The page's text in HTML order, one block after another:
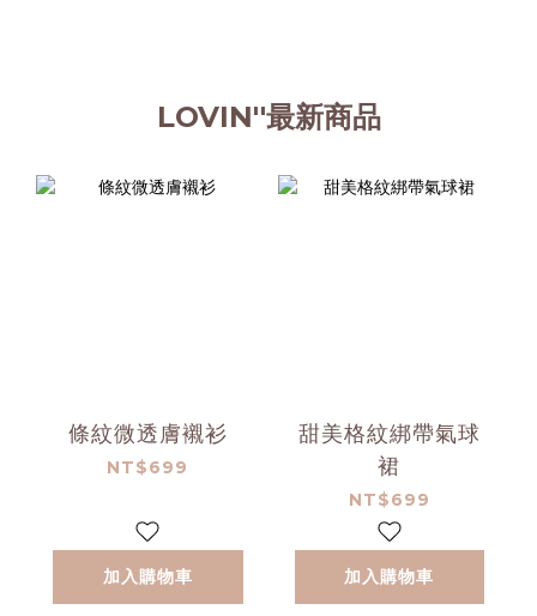
LOVIN''最新商品
條紋微透膚襯衫
NT$699
加入購物車
甜美格紋綁帶氣球
裙
NT$699
加入購物車